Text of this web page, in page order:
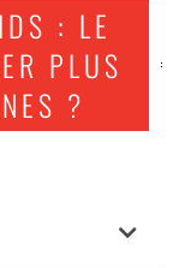
: LE
PLUS
?